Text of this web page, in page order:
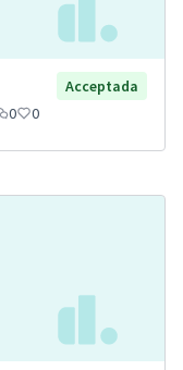
Acceptada
0 0